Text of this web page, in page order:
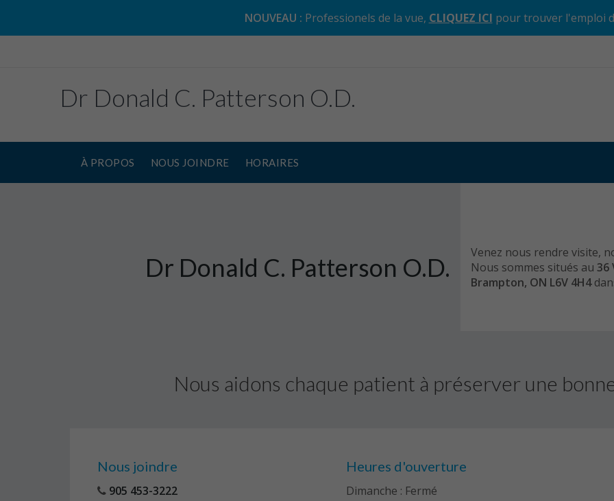
NOUVEAU : Professionels de la vue, CLIQUEZ ICI pour trouver l'emploi
Dr Donald C. Patterson O.D.
À PROPOS NOUS JOINDRE HORAIRES
Dr Donald C. Patterson O.D.
Venez nous rendre visite,
Nous sommes situés au 36
Brampton, ON L6V 4H4
Nous aidons chaque patient à préserver une
Nous joindre
905 453-3222
Heures d'ouverture
Dimanche : Fermé